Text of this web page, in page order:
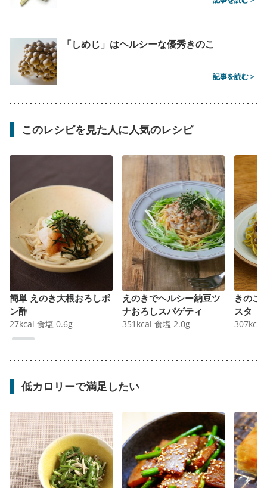
「しめじ」はヘルシーな優秀きのこ
記事を読む >
このレシピを見た人に人気のレシピ
簡単 えのき大根おろしポ
ン酢
27kcal 食塩 0.6g
えのきでヘルシー納豆ツ
ナおろしスパゲティ
351 kcal 食塩 2.0g
きのこ
スタ
307kcal
低カロリーで満足したい